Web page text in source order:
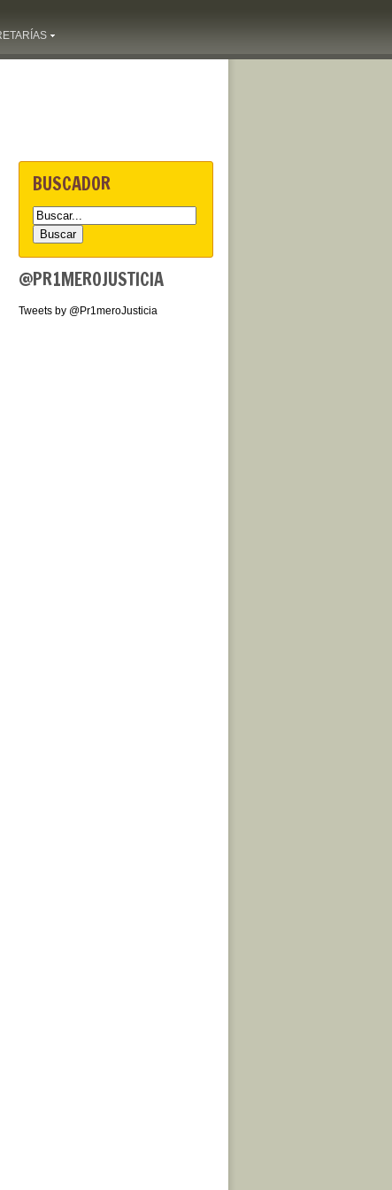
BUSCADOR
@PR1MEROJUSTICIA
Tweets by @Pr1meroJusticia